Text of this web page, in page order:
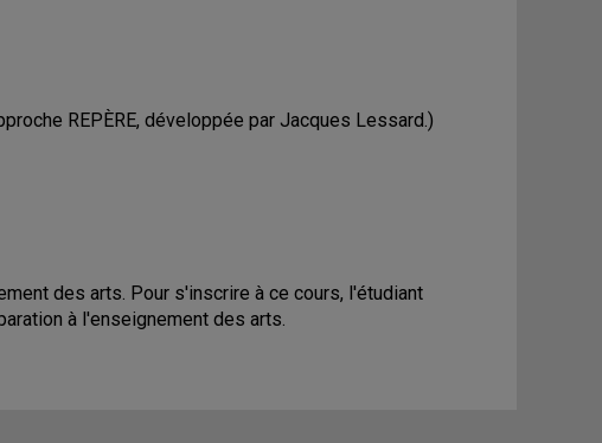
REPÈRE, développée par Jacques Lessard.)
des arts. Pour s'inscrire à ce cours, l'étudiant
à l'enseignement des arts.